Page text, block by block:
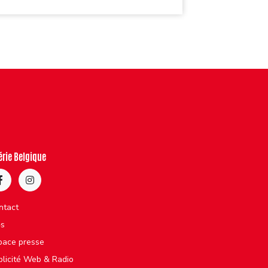
Belgique
presse
Web & Radio